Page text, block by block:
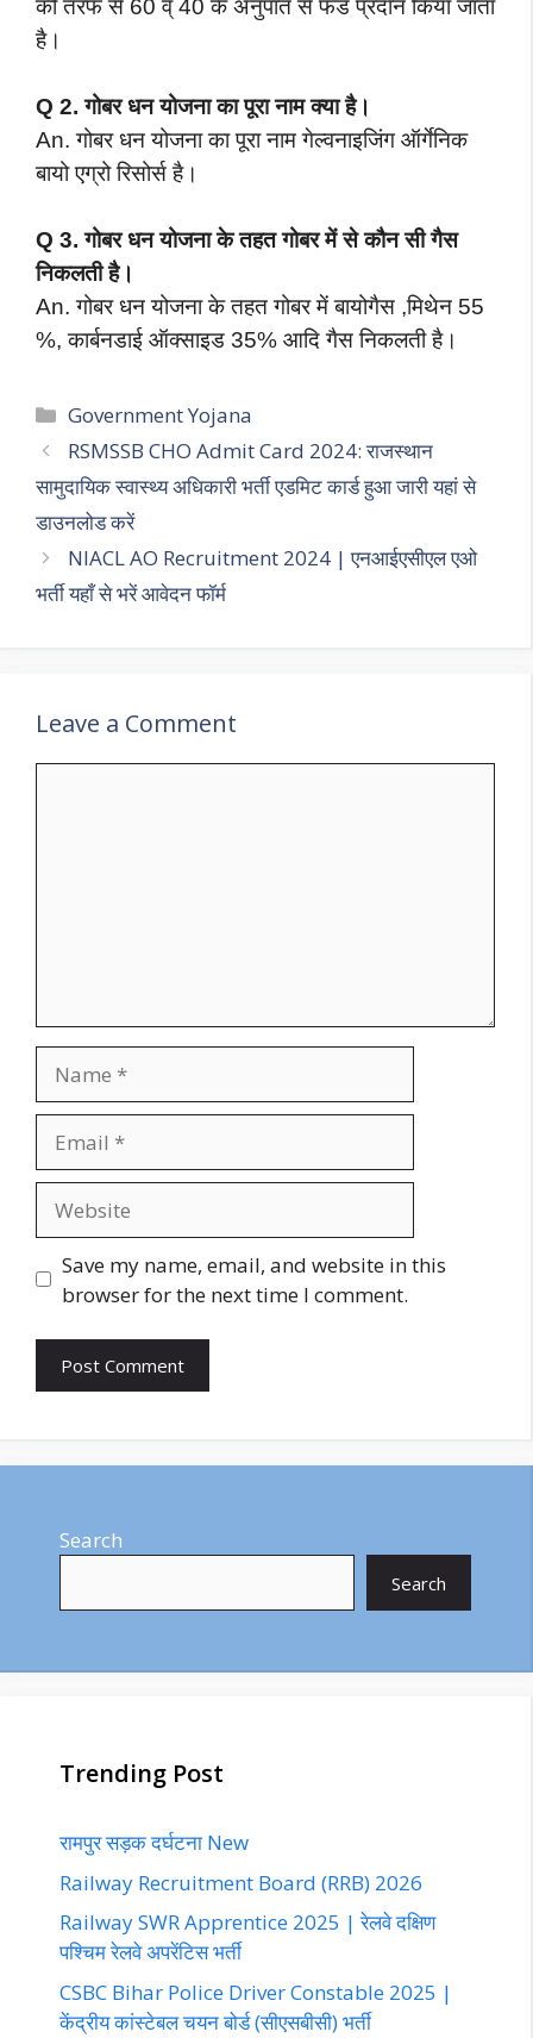
की तरफ से 60 व् 40 के अनुपात से फंड प्रदान किया जाता
है।
Q 2. गोबर धन योजना का पूरा नाम क्या है।
An. गोबर धन योजना का पूरा नाम गेल्वनाइजिंग ऑर्गेनिक
बायो एग्रो रिसोर्स है।
Q 3. गोबर धन योजना के तहत गोबर में से कौन सी गैस
निकलती है।
An. गोबर धन योजना के तहत गोबर में बायोगैस ,मिथेन 55
%, कार्बनडाई ऑक्साइड 35% आदि गैस निकलती है।
Categories
Government Yojana
RSMSSB CHO Admit Card 2024: राजस्थान
सामुदायिक स्वास्थ्य अधिकारी भर्ती एडमिट कार्ड हुआ जारी यहां से
डाउनलोड करें
NIACL AO Recruitment 2024 | एनआईएसीएल एओ
भर्ती यहाँ से भरें आवेदन फॉर्म
Leave a Comment
Save my name, email, and website in this
browser for the next time I comment.
Search
Search
Trending Post
रामपुर सड़क दर्घटना New
Railway Recruitment Board (RRB) 2026
Railway SWR Apprentice 2025 | रेलवे दक्षिण
पश्चिम रेलवे अपरेंटिस भर्ती
CSBC Bihar Police Driver Constable 2025 |
केंद्रीय कांस्टेबल चयन बोर्ड (सीएसबीसी) भर्ती